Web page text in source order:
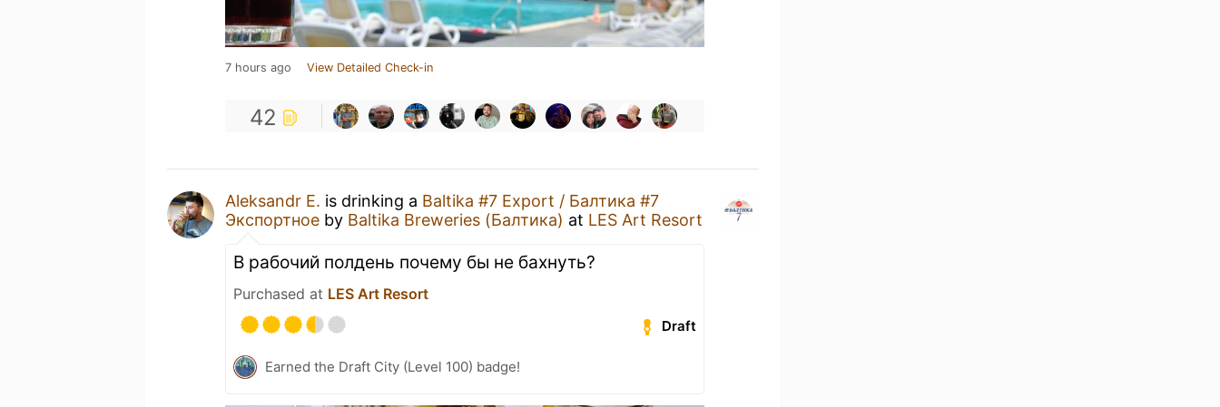
7 hours ago View Detailed Check-in
42
Aleksandr E. is drinking a Baltika #7 Export / Балтика #7
Экспортное by Baltika Breweries (Балтика) at LES Art Resort
В рабочий полдень почему бы не бахнуть?
Purchased at LES Art Resort
Draft
Earned the Draft City (Level 100) badge!